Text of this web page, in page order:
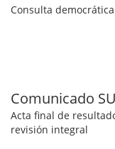
Consulta
Comunicado
Acta final de
revisión integral